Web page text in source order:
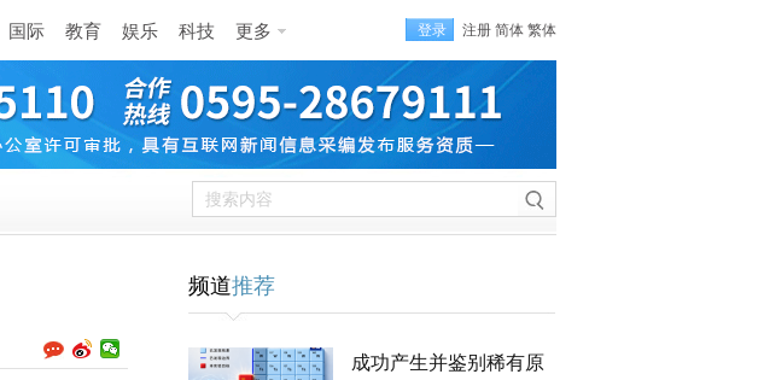
国际 教育 娱乐 科技 更多 登录 注册 简体 繁体
频道推荐
成功产生并鉴别稀有原